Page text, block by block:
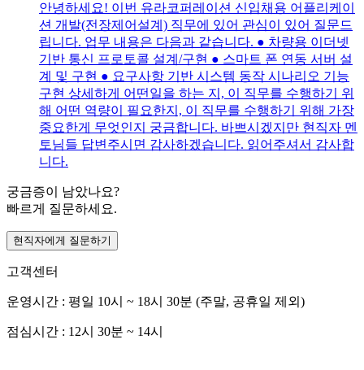
안녕하세요! 이번 유라코퍼레이션 신입채용 어플리케이
션 개발(전장제어설계) 직무에 있어 관심이 있어 질문드
립니다. 업무 내용은 다음과 같습니다. ● 차량용 이더넷
기반 통신 프로토콜 설계/구현 ● 스마트 폰 연동 서버 설
계 및 구현 ● 요구사항 기반 시스템 동작 시나리오 기능
구현 상세하게 어떤일을 하는 지, 이 직무를 수행하기 위
해 어떤 역량이 필요한지, 이 직무를 수행하기 위해 가장
중요한게 무엇인지 궁금합니다. 바쁘시겠지만 현직자 멘
토님들 답변주시면 감사하겠습니다. 읽어주셔서 감사합
니다.
궁금증이 남았나요?
빠르게 질문하세요.
현직자에게 질문하기
고객센터
운영시간 : 평일 10시 ~ 18시 30분 (주말, 공휴일 제외)
점심시간 : 12시 30분 ~ 14시